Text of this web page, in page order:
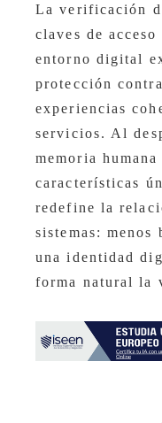
La verificación
claves de
entorno digital
protección
experiencias
servicios. Al
memoria
características
redefine la
sistemas: menos
una identidad
forma natural la